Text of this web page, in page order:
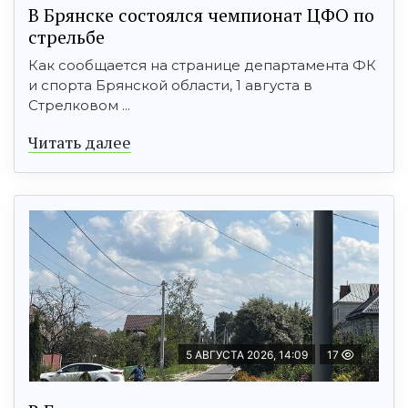
В Брянске состоялся чемпионат ЦФО по
стрельбе
Как сообщается на странице департамента ФК
и спорта Брянской области, 1 августа в
Стрелковом ...
Читать далее
5 АВГУСТА 2026, 14:09 17